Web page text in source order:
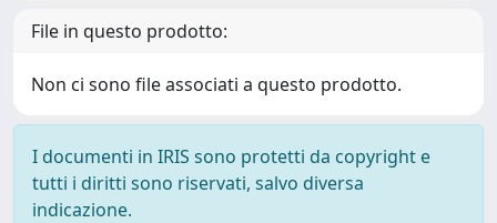
File in questo prodotto:
Non ci sono file associati a questo prodotto.
I documenti in IRIS sono protetti da copyright e
tutti i diritti sono riservati, salvo diversa
indicazione.